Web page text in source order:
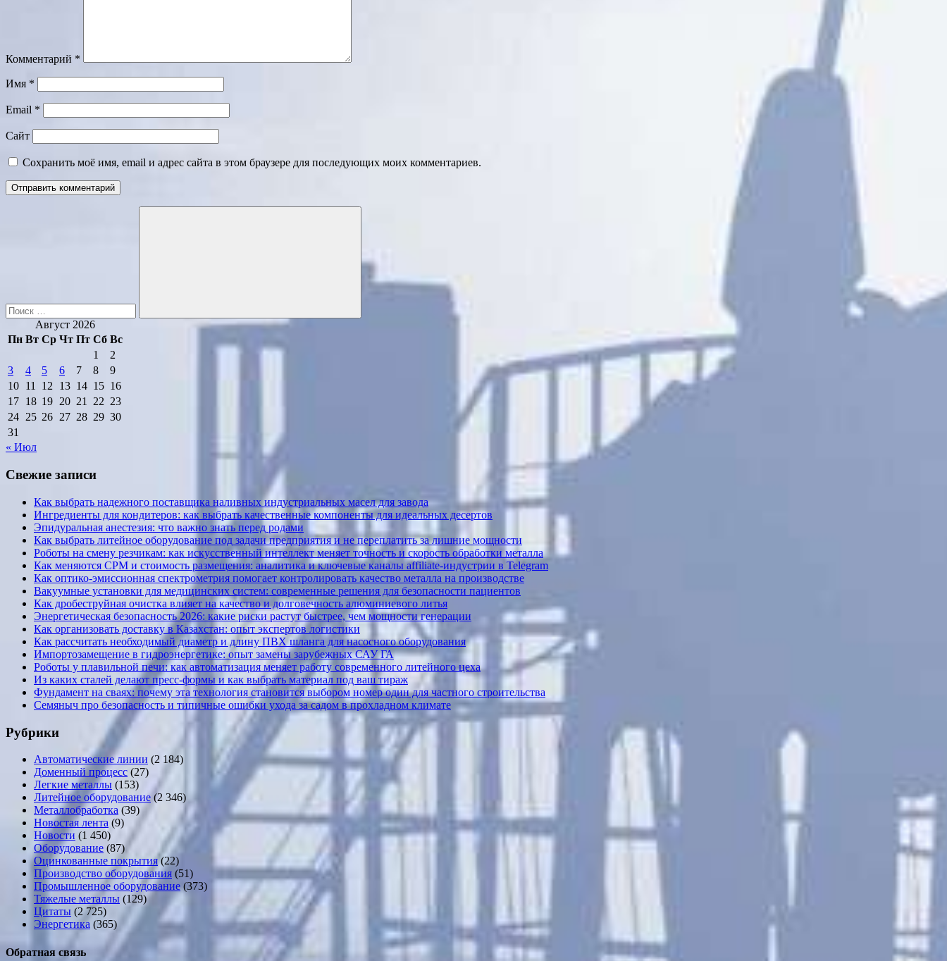
Комментарий *
Имя *
Email *
Сайт
Сохранить моё имя, email и адрес сайта в этом браузере для последующих моих комментариев.
Поиск
Август 2026
Пн Вт Ср Чт Пт Сб Вс
1
2
3
4 5 6 7 8
9
10 11 12 13 14 15 16
17 18 19 20 21 22 23
24 25 26 27 28 29 30
31
« Июл
Свежие записи
Как выбрать надежного поставщика наливных индустриальных масел для завода
Ингредиенты для кондитеров: как выбрать качественные компоненты для идеальных десертов
Эпидуральная анестезия: что важно знать перед родами
Как выбрать литейное оборудование под задачи предприятия и не переплатить за лишние мощности
Роботы на смену резчикам: как искусственный интеллект меняет точность и скорость обработки металла
Как меняются CPM и стоимость размещения: аналитика и ключевые каналы affiliate-индустрии в Telegram
Как оптико-эмиссионная спектрометрия помогает контролировать качество металла на производстве
Вакуумные установки для медицинских систем: современные решения для безопасности пациентов
Как дробеструйная очистка влияет на качество и долговечность алюминиевого литья
Энергетическая безопасность 2026: какие риски растут быстрее, чем мощности генерации
Как организовать доставку в Казахстан: опыт экспертов логистики
Как рассчитать необходимый диаметр и длину ПВХ шланга для насосного оборудования
Импортозамещение в гидроэнергетике: опыт замены зарубежных САУ ГА
Роботы у плавильной печи: как автоматизация меняет работу современного литейного цеха
Из каких сталей делают пресс-формы и как выбрать материал под ваш тираж
Фундамент на сваях: почему эта технология становится выбором номер один для частного строительства
Семяныч про безопасность и типичные ошибки ухода за садом в прохладном климате
Рубрики
Автоматические линии (2 184)
Доменный процесс (27)
Легкие металлы (153)
Литейное оборудование (2 346)
Металлобработка (39)
Новостая лента (9)
Новости (1 450)
Оборудование (87)
Оцинкованные покрытия(22)
Производство оборудования (51)
Промышленное оборудование (373)
Тяжелые металлы (129)
Цитаты (2 725)
Энергетика (365)
Обратная связь